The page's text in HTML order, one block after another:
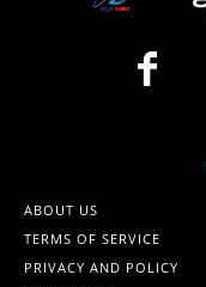
ABOUT US
TERMS OF SERVICE
PRIVACY AND POLICY